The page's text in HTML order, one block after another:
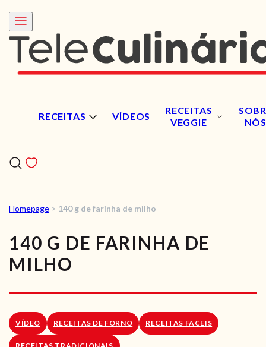
RECEITAS VÍDEOS
RECEITAS
VEGGIE
NÓS
RECEITAS
VÍDEOS
LOJA ONLINE
Homepage > 140 g de farinha de milho
140 G DE FARINHA DE
MILHO
VÍDEO RECEITAS DE FORNO RECEITAS FACEIS